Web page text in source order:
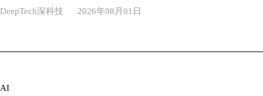
DeepTech深科技 2026年08月01日
AI